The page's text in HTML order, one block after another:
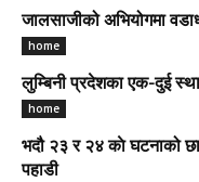
जालसाजीको अभियोगमा
home
लुम्बिनी प्रदेशका एक-दुई
home
भदौ २३ र २४ काे घटनाको
पहाडी